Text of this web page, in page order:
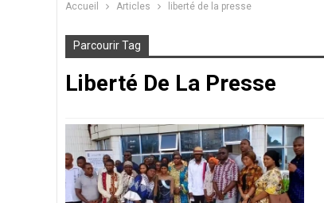
Accueil Articles liberté de la presse
Parcourir Tag
Liberté De La Presse